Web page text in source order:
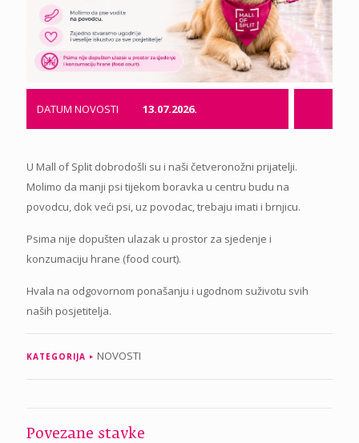
DATUM NOVOSTI 13.07.2026.
U Mall of Split dobrodošli su i naši četveronožni prijatelji.
Molimo da manji psi tijekom boravka u centru budu na
povodcu, dok veći psi, uz povodac, trebaju imati i brnjicu.
Psima nije dopušten ulazak u prostor za sjedenje i
konzumaciju hrane (food court).
Hvala na odgovornom ponašanju i ugodnom suživotu svih
naših posjetitelja.
KATEGORIJA NOVOSTI
Povezane stavke